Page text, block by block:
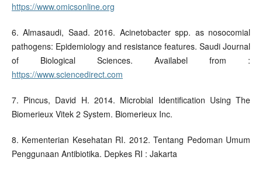
https://www.omicsonline.org
6. Almasaudi, Saad. 2016. Acinetobacter spp. as nosocomial
pathogens: Epidemiology and resistance features. Saudi Journal
of Biological Sciences. Availabel from :
https://www.sciencedirect.com
7. Pincus, David H. 2014. Microbial Identification Using The
Biomerieux Vitek 2 System. Biomerieux Inc.
8. Kementerian Kesehatan RI. 2012. Tentang Pedoman Umum
Penggunaan Antibiotika. Depkes RI : Jakarta